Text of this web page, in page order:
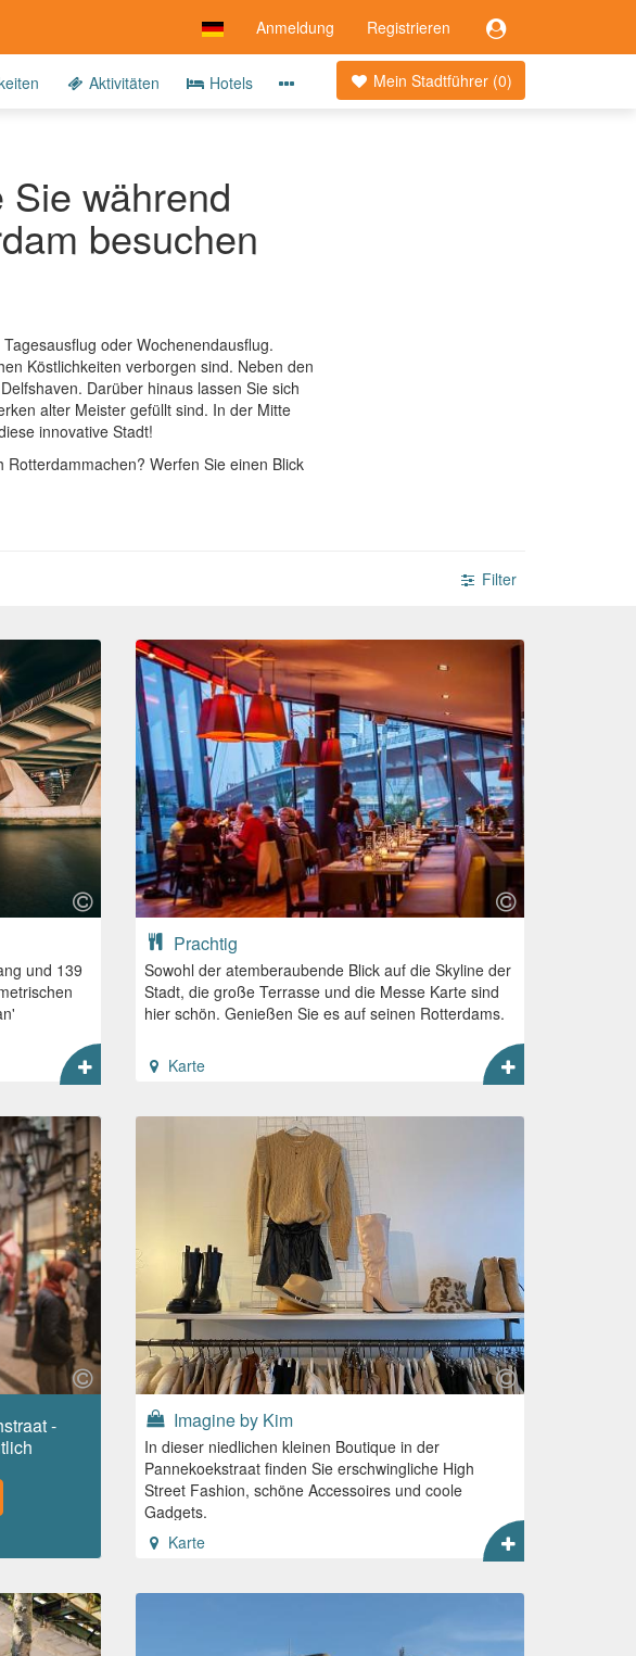
Anmeldung Registrieren
Mein Stadtführer (0)
Aktivitäten Hotels
während
besuchen
oder Wochenendausflug.
Köstlichkeiten verborgen sind. Neben den
Darüber hinaus lassen Sie sich
alter Meister gefüllt sind. In der Mitte
innovative Stadt!
Rotterdammachen? Werfen Sie einen Blick
Filter
und 139
Prachtig
Sowohl der atemberaubende Blick auf die Skyline der
Stadt, die große Terrasse und die Messe Karte sind
hier schön. Genießen Sie es auf seinen Rotterdams.
Karte
-
Imagine by Kim
In dieser niedlichen kleinen Boutique in der
Pannekoekstraat finden Sie erschwingliche High
Street Fashion, schöne Accessoires und coole
Gadgets.
Karte